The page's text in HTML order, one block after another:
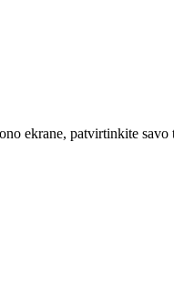
ekrane, patvirtinkite